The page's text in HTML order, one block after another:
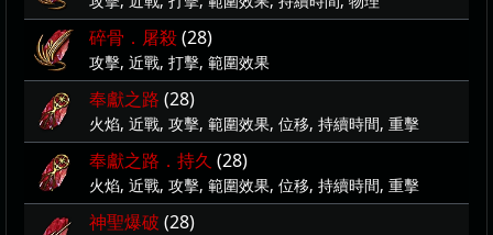
碎骨．屠殺(28)
攻擊, 近戰, 打擊, 範圍效果
奉獻之路 (28)
火焰, 近戰, 攻擊, 範圍效果, 位移, 持續時間, 重擊
奉獻之路．持久 (28)
火焰, 近戰, 攻擊, 範圍效果, 位移, 持續時間, 重擊
神聖爆破 (28)